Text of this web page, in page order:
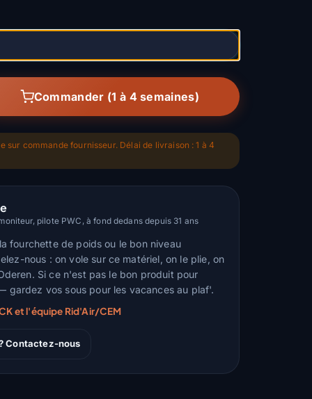
Commander (1 à 4 semaines)
sur commande fournisseur. Délai de livraison : 1 à 4
pilote PWC, à fond dedans depuis 31 ans
fourchette de poids ou le bon niveau
nous : on vole sur ce matériel, on le plie, on
Si ce n'est pas le bon produit pour
gardez vos sous pour les vacances au plaf'.
et l'équipe Rid'Air/CEM
Contactez-nous